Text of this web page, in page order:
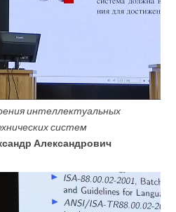
интеллектуальных
систем
Александрович